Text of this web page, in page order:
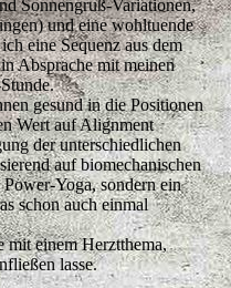
Sonnengruß-Variationen,
und eine wohltuende
eine Sequenz aus dem
Absprache mit meinen
gesund in die Positionen
Wert auf Alignment
der unterschiedlichen
auf biomechanischen
Yoga, sondern ein
schon auch einmal
mit einem Herztthema,
lasse.